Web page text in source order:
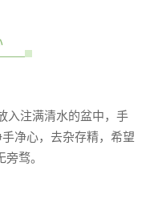
注满清水的盆中，手
净心，去杂存精，希望
骛。